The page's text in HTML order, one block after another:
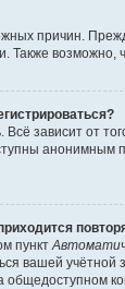
причин.
Также
Всё зависит от
анонимным
пункт
вашей
общедоступном